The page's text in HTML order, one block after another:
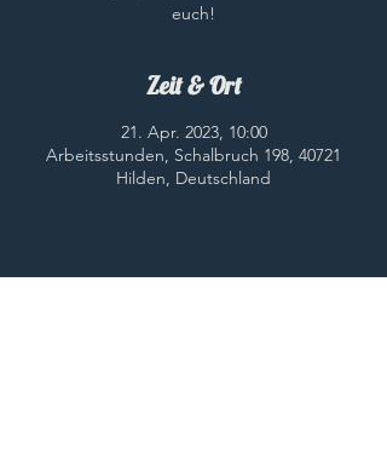
euch!
Zeit & Ort
21. Apr. 2023, 10:00
Arbeitsstunden, Schalbruch 198, 40721
Hilden, Deutschland